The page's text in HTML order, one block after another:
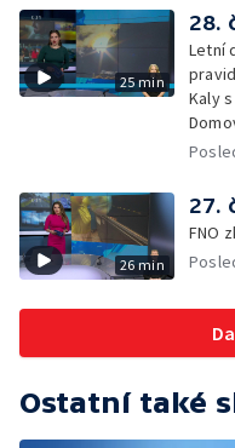
Spor
25 min
28.
Letní
Kaly
Gorol
při
—
Jičíně
26 min
27.
FNO
Ostatní také